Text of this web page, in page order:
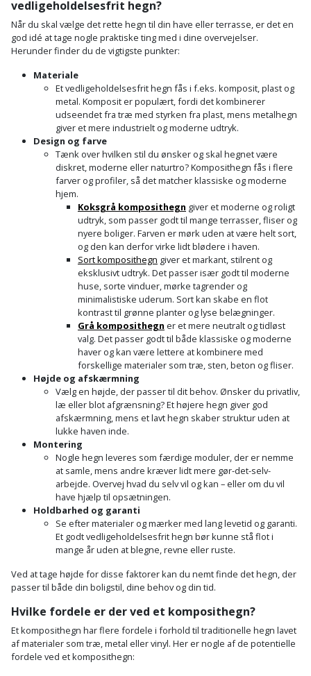
vedligeholdelsesfrit hegn?
Når du skal vælge det rette hegn til din have eller terrasse, er det en
god idé at tage nogle praktiske ting med i dine overvejelser.
Herunder finder du de vigtigste punkter:
Materiale
Et vedligeholdelsesfrit hegn fås i f.eks. komposit, plast og
metal. Komposit er populært, fordi det kombinerer
udseendet fra træ med styrken fra plast, mens metalhegn
giver et mere industrielt og moderne udtryk.
Design og farve
Tænk over hvilken stil du ønsker og skal hegnet være
diskret, moderne eller naturtro? Komposithegn fås i flere
farver og profiler, så det matcher klassiske og moderne
hjem.
Koksgrå komposithegn giver et moderne og roligt
udtryk, som passer godt til mange terrasser, fliser og
nyere boliger. Farven er mørk uden at være helt sort,
og den kan derfor virke lidt blødere i haven.
Sort komposithegn giver et markant, stilrent og
eksklusivt udtryk. Det passer især godt til moderne
huse, sorte vinduer, mørke tagrender og
minimalistiske uderum. Sort kan skabe en flot
kontrast til grønne planter og lyse belægninger.
Grå komposithegn er et mere neutralt og tidløst
valg. Det passer godt til både klassiske og moderne
haver og kan være lettere at kombinere med
forskellige materialer som træ, sten, beton og fliser.
Højde og afskærmning
Vælg en højde, der passer til dit behov. Ønsker du privatliv,
læ eller blot afgrænsning? Et højere hegn giver god
afskærmning, mens et lavt hegn skaber struktur uden at
lukke haven inde.
Montering
Nogle hegn leveres som færdige moduler, der er nemme
at samle, mens andre kræver lidt mere gør-det-selv-
arbejde. Overvej hvad du selv vil og kan – eller om du vil
have hjælp til opsætningen.
Holdbarhed og garanti
Se efter materialer og mærker med lang levetid og garanti.
Et godt vedligeholdelsesfrit hegn bør kunne stå flot i
mange år uden at blegne, revne eller ruste.
Ved at tage højde for disse faktorer kan du nemt finde det hegn, der
passer til både din boligstil, dine behov og din tid.
Hvilke fordele er der ved et komposithegn?
Et komposithegn har flere fordele i forhold til traditionelle hegn lavet
af materialer som træ, metal eller vinyl. Her er nogle af de potentielle
fordele ved et komposithegn: